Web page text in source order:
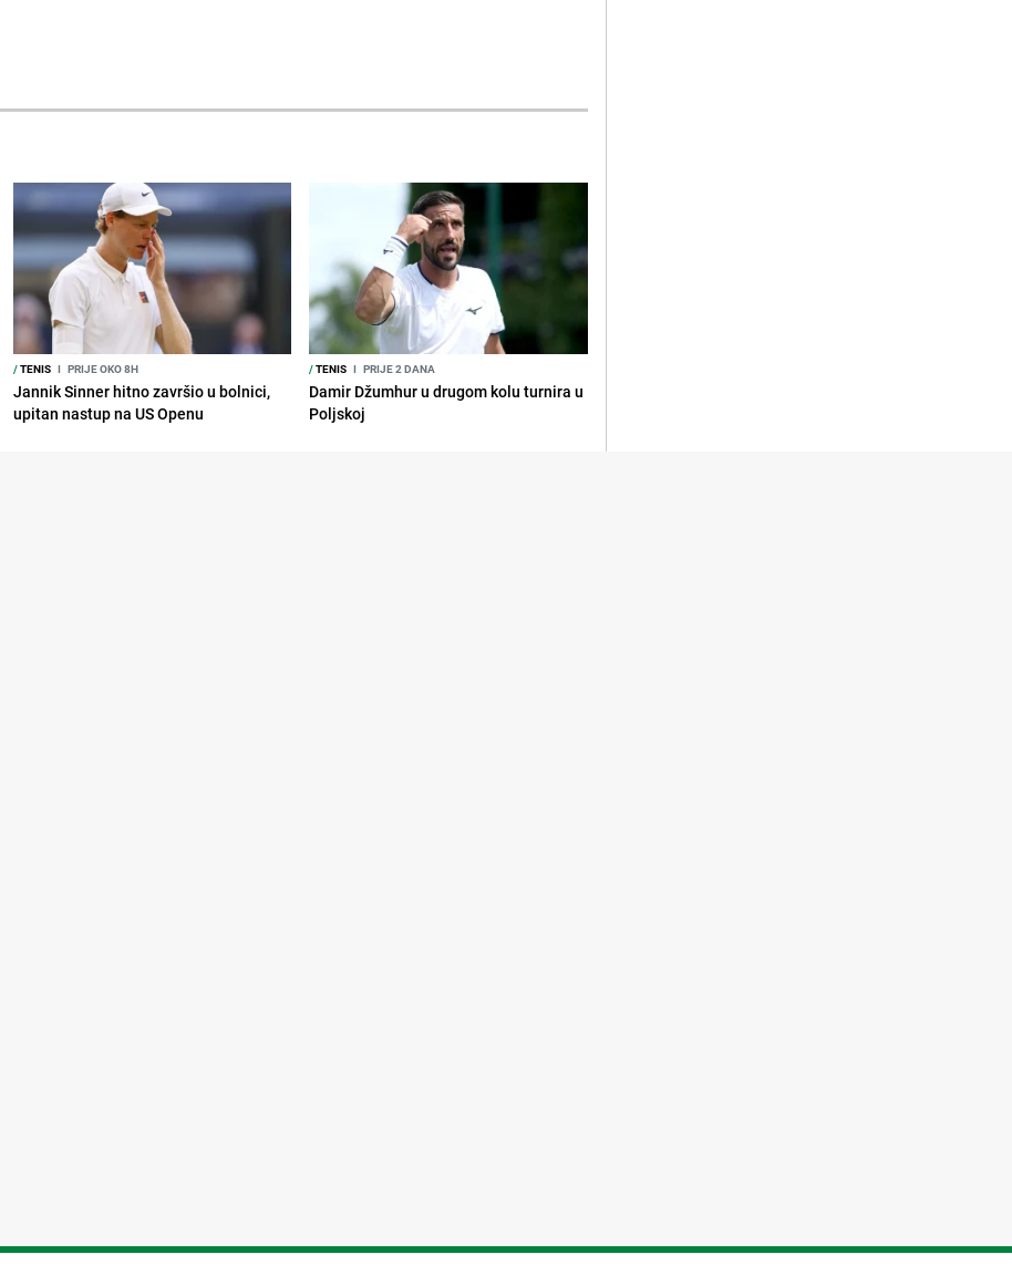
/TENIS I PRIJE OKO 8H
Jannik Sinner hitno završio u bolnici,
upitan nastup na US Openu
/TENIS I PRIJE 2 DANA
Damir Džumhur u drugom kolu turnira u
Poljskoj